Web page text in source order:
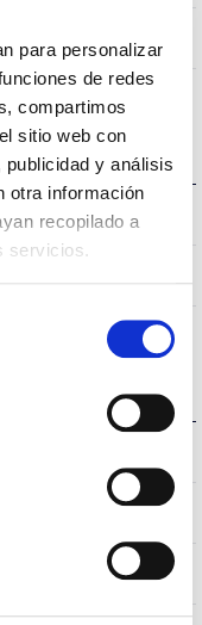
para personalizar
de redes
compartimos
sitio web con
y análisis
otra información
recopilado a
servicios.
VA00K0M